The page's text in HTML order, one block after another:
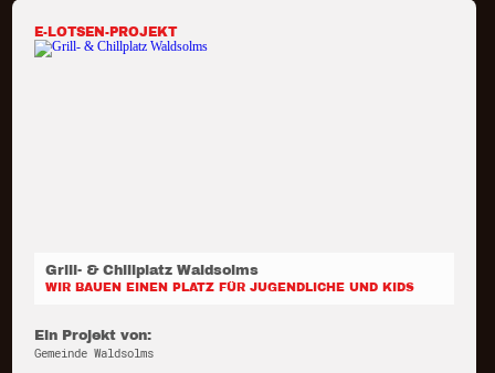
E-LOTSEN-PROJEKT
Grill- & Chillplatz Waldsolms
WIR BAUEN EINEN PLATZ FÜR JUGENDLICHE UND KIDS
Ein Projekt von:
Gemeinde Waldsolms